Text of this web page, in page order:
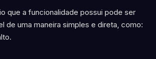
que a funcionalidade possui pode ser
de uma maneira simples e direta, como: